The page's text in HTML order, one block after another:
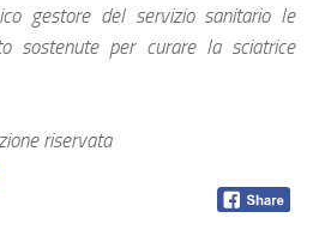
gestore del servizio sanitario le
sostenute per curare la sciatrice
riservata